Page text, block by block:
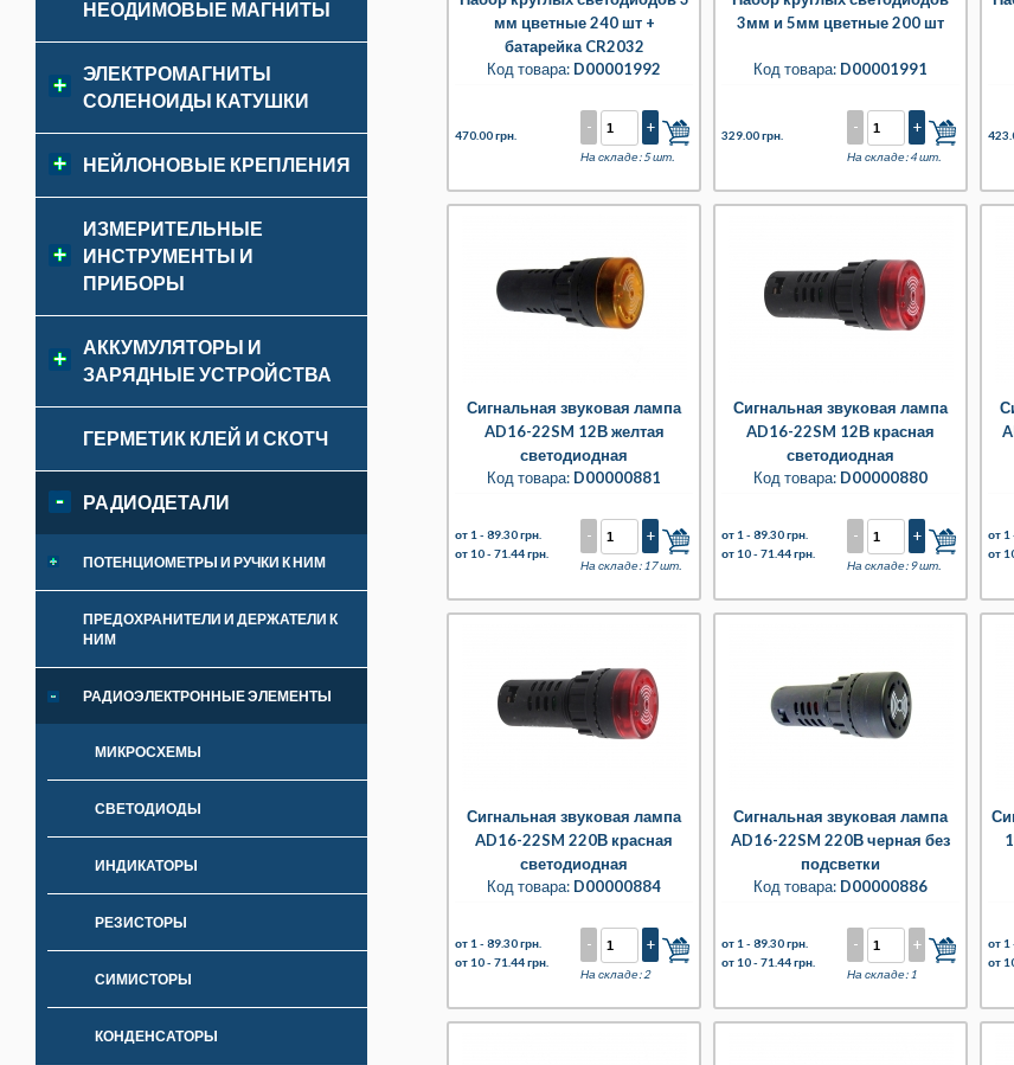
НЕОДИМОВЫЕ МАГНИТЫ
ЭЛЕКТРОМАГНИТЫ
СОЛЕНОИДЫ КАТУШКИ
НЕЙЛОНОВЫЕ КРЕПЛЕНИЯ
ИЗМЕРИТЕЛЬНЫЕ
ИНСТРУМЕНТЫ И
ПРИБОРЫ
АККУМУЛЯТОРЫ И
ЗАРЯДНЫЕ УСТРОЙСТВА
ГЕРМЕТИК КЛЕЙ И СКОТЧ
РАДИОДЕТАЛИ
ПОТЕНЦИОМЕТРЫ И РУЧКИ К НИМ
ПРЕДОХРАНИТЕЛИ И ДЕРЖАТЕЛИ К
НИМ
РАДИОЭЛЕКТРОННЫЕ ЭЛЕМЕНТЫ
МИКРОСХЕМЫ
СВЕТОДИОДЫ
ИНДИКАТОРЫ
РЕЗИСТОРЫ
СИМИСТОРЫ
КОНДЕНСАТОРЫ
мм цветные 240 шт +
батарейка CR2032
Код товара: D00001992
470.00 грн. - +
На складе: 5 шт.
3мм и 5мм цветные 200 шт
Код товара: D00001991
329.00 грн. - +
На складе: 4 шт.
Сигнальная звуковая лампа
AD16-22SM 12В желтая
светодиодная
Код товара: D00000881
от 1 - 89.30 грн.
от 10 - 71.44 грн.
- +
На складе: 17 шт.
Сигнальная звуковая лампа
AD16-22SM 12В красная
светодиодная
Код товара: D00000880
от 1 - 89.30 грн.
от 10 - 71.44 грн.
- +
На складе: 9 шт.
от 1
от
Сигнальная звуковая лампа
AD16-22SM 220В красная
светодиодная
Код товара: D00000884
от 1 - 89.30 грн.
от 10 - 71.44 грн.
- +
На складе: 2
Сигнальная звуковая лампа
AD16-22SM 220В черная без
подсветки
Код товара: D00000886
от 1 - 89.30 грн.
от 10 - 71.44 грн.
- +
На складе: 1
от 1
от